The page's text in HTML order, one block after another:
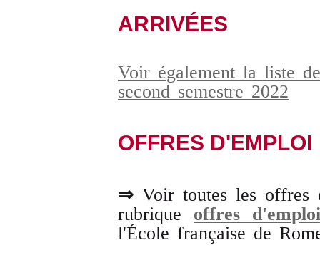
ARRIVÉES
Voir également la liste
second semestre 2022
OFFRES D'EMPLOI
⇒Voir toutes les offres
rubrique offres
l'École française de